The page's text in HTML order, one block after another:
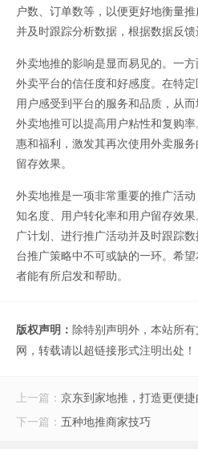
户数、订单数等，以便更好地衡量
并及时跟踪分析数据，根据数据反馈
外卖地推的影响是显而易见的。一
外卖平台的信任度和好感度。在特
用户感受到平台的服务和品质，从
外卖地推可以提高用户粘性和复购
惠和福利，激发其再次使用外卖服
留存效果。
外卖地推是一项非常重要的推广活
知名度、用户转化率和用户留存效
广计划、进行推广活动并及时跟踪
台推广策略中不可或缺的一环。希
者能有所启发和帮助。
版权声明： 除特别声明外，本站所
网，转载请以超链接形式注明出处！
上一篇： 京东到家地推，打造更便
下一篇： 五种地推商家技巧